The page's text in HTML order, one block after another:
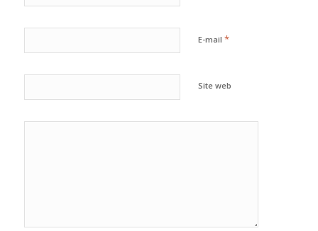
E-mail *
Site web